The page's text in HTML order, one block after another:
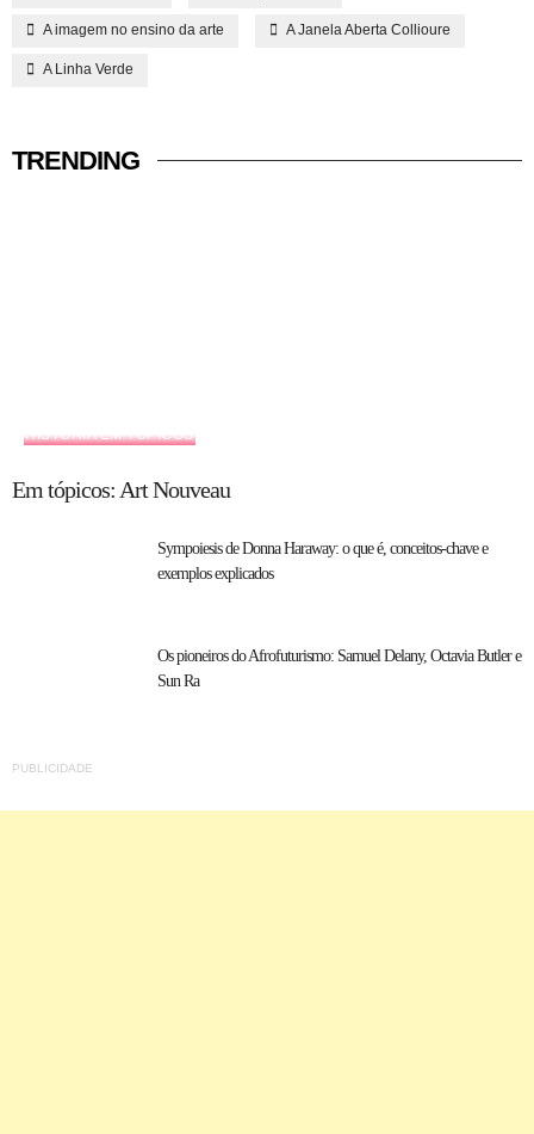
A imagem no ensino da arte A Janela Aberta Collioure
A Linha Verde
TRENDING
HISTÓRIA EM TÓPICOS
Em tópicos: Art Nouveau
Sympoiesis de Donna Haraway: o que é, conceitos-chave e
exemplos explicados
Os pioneiros do Afrofuturismo: Samuel Delany, Octavia Butler e
Sun Ra
PUBLICIDADE